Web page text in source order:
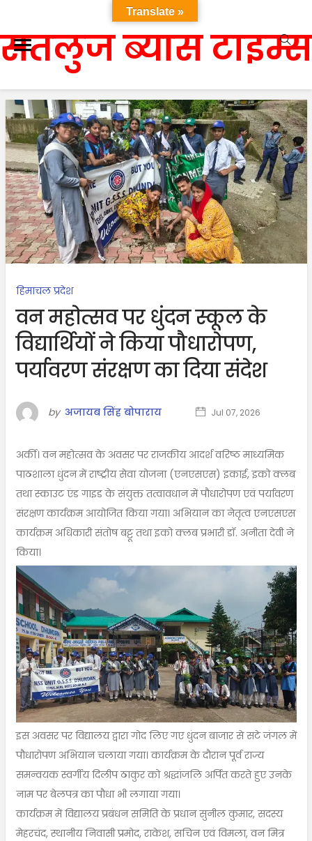
सतलुज ब्यास टाइम्स
हिमाचल प्रदेश
वन महोत्सव पर धुंदन स्कूल के
विद्यार्थियों ने किया पौधारोपण,
पर्यावरण संरक्षण का दिया संदेश
by अजायब सिंह बोपाराय Jul 07, 2026
अर्की। वन महोत्सव के अवसर पर राजकीय आदर्श वरिष्ठ माध्यमिक
पाठशाला धुंदन में राष्ट्रीय सेवा योजना (एनएसएस) इकाई, इको क्लब
तथा स्काउट एंड गाइड के संयुक्त तत्वावधान में पौधारोपण एवं पर्यावरण
संरक्षण कार्यक्रम आयोजित किया गया। अभियान का नेतृत्व एनएसएस
कार्यक्रम अधिकारी संतोष बट्टू तथा इको क्लब प्रभारी डॉ. अनीता देवी ने
किया।
इस अवसर पर विद्यालय द्वारा गोद लिए गए धुंदन बाजार से सटे जंगल में
पौधारोपण अभियान चलाया गया। कार्यक्रम के दौरान पूर्व राज्य
समन्वयक स्वर्गीय दिलीप ठाकुर को श्रद्धांजलि अर्पित करते हुए उनके
नाम पर बेलपत्र का पौधा भी लगाया गया।
कार्यक्रम में विद्यालय प्रबंधन समिति के प्रधान सुनील कुमार, सदस्य
मेहरचंद, स्थानीय निवासी प्रमोद, राकेश, सचिन एवं विमला, वन मित्र
Translate »